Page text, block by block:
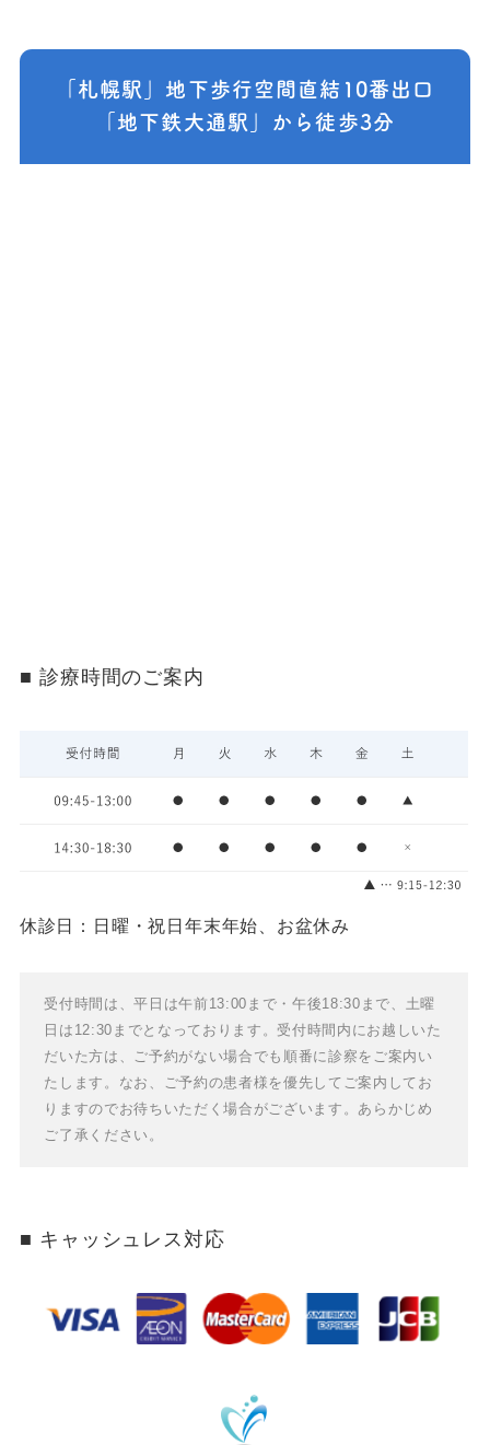
「札幌駅」地下歩行空間直結10番出口
「地下鉄大通駅」から徒歩3分
診療時間のご案内
休診日：日曜・祝日 年末年始、お盆休み
受付時間は、平日は午前13:00まで・午後18:30まで、土曜
日は12:30までとなっております。受付時間内にお越しいた
だいた方は、ご予約がない場合でも順番に診察をご案内い
たします。 なお、ご予約の患者様を優先してご案内してお
りますのでお待ちいただく場合がございます。あらかじめ
ご了承ください。
キャッシュレス対応